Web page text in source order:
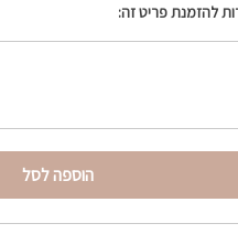
להזמנת פריט זה:
הוספה לסל